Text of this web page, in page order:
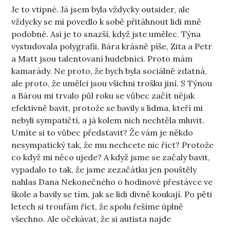
Je to vtipné. Já jsem byla vždycky outsider, ale
vždycky se mi povedlo k sobě přitáhnout lidi mně
podobné. Asi je to snazší, když jste umělec. Týna
vystudovala polygrafii, Bára krásně píše, Zita a Petr
a Matt jsou talentovaní hudebníci. Proto mám
kamarády. Ne proto, že bych byla sociálně zdatná,
ale proto, že umělci jsou všichni trošku jiní. S Týnou
a Bárou mi trvalo půl roku se vůbec začít nějak
efektivně bavit, protože se bavily s lidma, kteří mi
nebyli sympatičtí, a já kolem nich nechtěla mluvit.
Umíte si to vůbec představit? Že vám je někdo
nesympatický tak, že mu nechcete nic říct? Protože
co když mi něco ujede? A když jsme se začaly bavit,
vypadalo to tak, že jsme zezačátku jen pouštěly
nahlas Dana Nekonečného o hodinové přestávce ve
škole a bavily se tím, jak se lidi divně koukají. Po pěti
letech si troufám říct, že spolu řešíme úplně
všechno. Ale očekávat, že si autista najde